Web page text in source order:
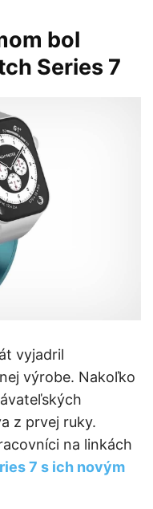
bol
Series 7
vyjadril
výrobe. Nakoľko
z prvej ruky.
na linkách
7 s ich novým